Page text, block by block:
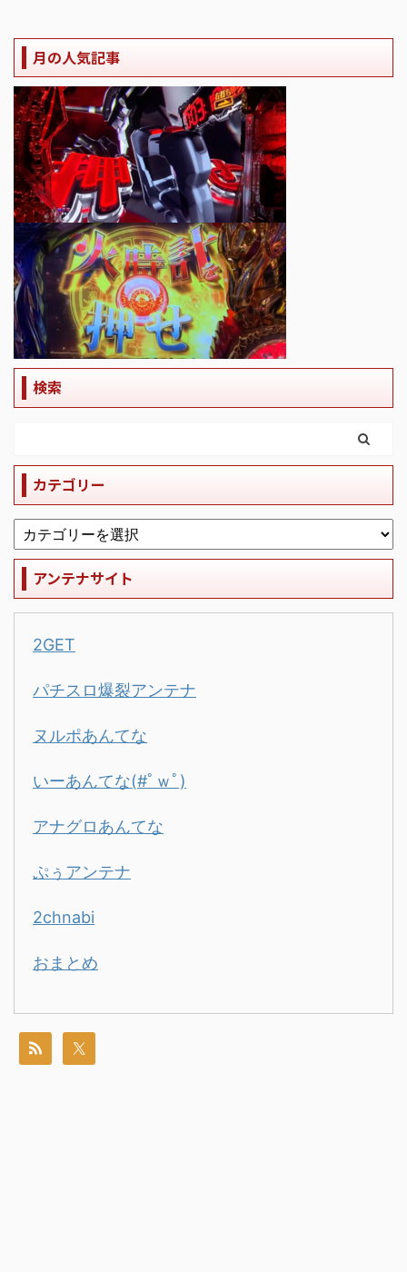
月の人気記事
検索
カテゴリー
アンテナサイト
2GET
パチスロ爆裂アンテナ
ヌルポあんてな
いーあんてな(#ﾟｗﾟ)
アナグロあんてな
ぷぅアンテナ
2chnabi
おまとめ